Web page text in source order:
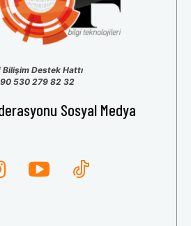
Bilişim Destek Hattı
530 279 82 32
Sosyal Medya